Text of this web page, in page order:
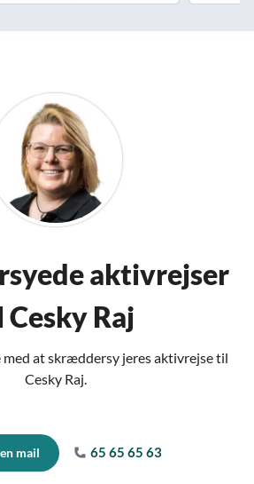
aktivrejser
Raj
at skræddersy jeres aktivrejse til
Cesky Raj.
mail 65 65 65 63